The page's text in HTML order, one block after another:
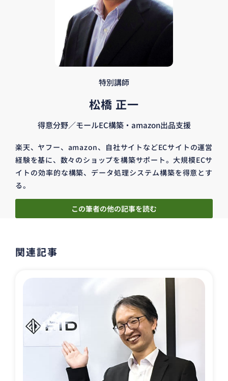
特別講師
松橋 正一
得意分野／モールEC構築・amazon出品支援
楽天、ヤフー、amazon、自社サイトなどECサイトの運営
経験を基に、数々のショップを構築サポート。大規模ECサ
イトの効率的な構築、データ処理システム構築を得意とす
る。
この筆者の他の記事を読む
関連記事